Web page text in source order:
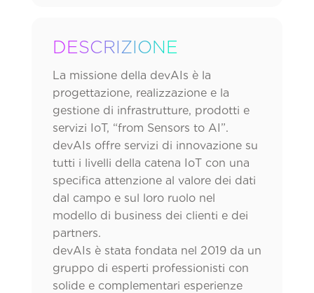
DESCRIZIONE
La missione della devAIs è la
progettazione, realizzazione e la
gestione di infrastrutture, prodotti e
servizi IoT, “from Sensors to AI”.
devAIs offre servizi di innovazione su
tutti i livelli della catena IoT con una
specifica attenzione al valore dei dati
dal campo e sul loro ruolo nel
modello di business dei clienti e dei
partners.
devAIs è stata fondata nel 2019 da un
gruppo di esperti professionisti con
solide e complementari esperienze